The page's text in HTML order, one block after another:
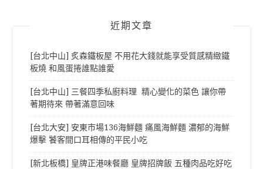
近期文章
[台北中山] 炙森鐵板屋 不用花大錢就能享受質感精緻鐵
板燒 和風蛋捲誰點誰愛
[台北中山] 三餐四季私廚料理 精心變化的菜色 讓你帶
著期待來 帶著滿意回味
[台北大安] 安東市場136海鮮麵 痛風海鮮麵 濃郁的海鮮
爆擊 饕客間口耳相傳的平民小吃
[新北板橋] 皇牌正港味餐廳 皇牌招牌飯 五種肉品吃好吃